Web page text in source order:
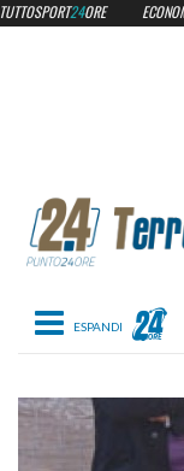
Toggle
TUTTOSPORT24ORE